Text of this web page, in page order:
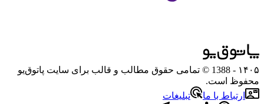
۱۴۰۵
- 1388 © تمامی حقوق مطالب و قالب برای سایت پاتوق‌یو
محفوظ است.
ارتباط با ما
تبلیغات